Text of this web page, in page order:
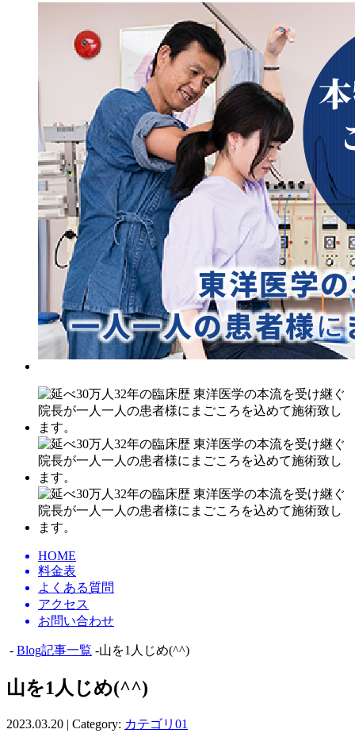
HOME
料金表
よくある質問
アクセス
お問い合わせ
- Blog記事一覧 -山を1人じめ(^^)
山を1人じめ(^^)
2023.03.20 | Category: カテゴリ01